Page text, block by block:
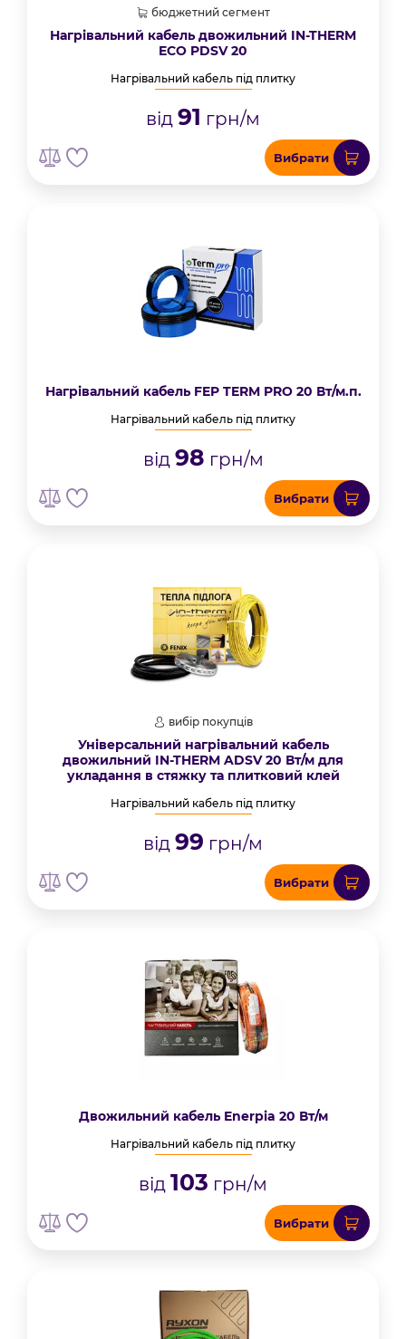
бюджетний сегмент
Нагрівальний кабель двожильний IN-THERM
ECO PDSV 20
Нагрівальний кабель під плитку
від 91 грн/м
Вибрати
Нагрівальний кабель FEP TERM PRO 20 Вт/м.п.
Нагрівальний кабель під плитку
від 98 грн/м
Вибрати
вибір покупців
Універсальний нагрівальний кабель
двожильний IN-THERM ADSV 20 Вт/м для
укладання в стяжку та плитковий клей
Нагрівальний кабель під плитку
від 99 грн/м
Вибрати
Двожильний кабель Enerpia 20 Вт/м
Нагрівальний кабель під плитку
від 103 грн/м
Вибрати